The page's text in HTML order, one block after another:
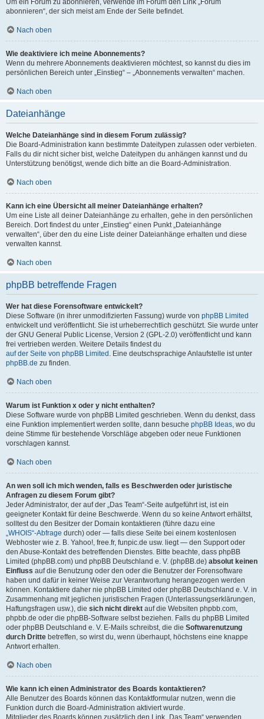
Um ein Forum zu abonnieren, verwende im Forum den Link „Forum
abonnieren“, der sich meist am Ende der Seite befindet.
Nach oben
Wie deaktiviere ich meine Abonnements?
Wenn du mehrere Abonnements deaktivieren möchtest, so kannst du dies im
persönlichen Bereich unter „Einstieg“ – „Abonnements verwalten“ machen.
Nach oben
Dateianhänge
Welche Dateianhänge sind in diesem Forum zulässig?
Die Board-Administration kann bestimmte Dateitypen zulassen oder verbieten.
Falls du dir nicht sicher bist, welche Dateitypen du anhängen kannst und du
Unterstützung benötigst, wende dich bitte an die Board-Administration.
Nach oben
Kann ich eine Übersicht all meiner Dateianhänge erhalten?
Um eine Liste all deiner Dateianhänge zu erhalten, gehe in den persönlichen
Bereich. Dort findest du unter „Einstieg“ einen Punkt „Dateianhänge
verwalten“, über den du eine Liste deiner Dateianhänge erhalten und diese
verwalten kannst.
Nach oben
phpBB betreffende Fragen
Wer hat diese Forensoftware entwickelt?
Diese Software (in ihrer unmodifizierten Fassung) wurde von phpBB Limited
entwickelt und veröffentlicht. Sie ist urheberrechtlich geschützt. Sie wurde unter
der GNU General Public License, Version 2 (GPL-2.0) veröffentlicht und kann
frei vertrieben werden. Weitere Details findest du
auf der Seite von phpBB Limited . Eine deutschsprachige Anlaufstelle ist unter
phpBB.de zu finden.
Nach oben
Warum ist Funktion x oder y nicht enthalten?
Diese Software wurde von phpBB Limited geschrieben. Wenn du denkst, dass
eine Funktion implementiert werden sollte, dann besuche phpBB Ideas, wo du
deine Stimme für bestehende Vorschläge abgeben oder neue Funktionen
vorschlagen kannst.
Nach oben
An wen soll ich mich wenden, falls es Beschwerden oder juristische
Anfragen zu diesem Forum gibt?
Jeder Administrator, der auf der „Das Team“-Seite aufgeführt ist, ist ein
geeigneter Kontakt für deine Beschwerde. Wenn du so keine Antwort erhältst,
solltest du den Besitzer der Domain kontaktieren (führe dazu eine
„WHOIS“-Abfrage durch) oder — falls diese Seite bei einem kostenlosen
Webhoster wie z. B. Yahoo!, free.fr, funpic.de usw. liegt — den Support oder
den Abuse-Kontakt des betreffenden Dienstes. Bitte beachte, dass phpBB
Limited (phpBB.com) und phpBB Deutschland e. V. (phpBB.de) absolut keinen
Einfluss auf die Benutzung oder den oder die Benutzer der Forensoftware
haben und dafür in keiner Weise zur Verantwortung herangezogen werden
können. Kontaktiere daher nie phpBB Limited oder phpBB Deutschland e. V. in
Zusammenhang mit jeglichen juristischen Fragen (Unterlassungserklärungen,
Haftungsfragen usw.), die sich nicht direkt auf die Websiten phpbb.com,
phpbb.de oder die phpBB-Software selbst beziehen. Falls du phpBB Limited
oder phpBB Deutschland e. V. E-Mails schreibst, die die Softwarenutzung
durch Dritte betreffen, so wirst du, wenn überhaupt, höchstens eine knappe
Antwort erhalten.
Nach oben
Wie kann ich einen Administrator des Boards kontaktieren?
Alle Benutzer des Boards können das Kontaktformular nutzen, wenn die
Funktion durch die Board-Administration aktiviert wurde.
Mitglieder des Boards können zusätzlich den Link „Das Team“ verwenden.